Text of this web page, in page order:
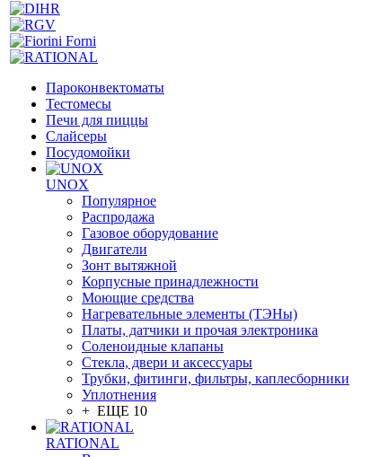
Пароконвектоматы
Тестомесы
Печи для пиццы
Слайсеры
Посудомойки
UNOX
Популярное
Распродажа
Газовое оборудование
Двигатели
Зонт вытяжной
Корпусные принадлежности
Моющие средства
Нагревательные элементы (ТЭНы)
Платы, датчики и прочая электроника
Соленоидные клапаны
Стекла, двери и аксессуары
Трубки, фитинги, фильтры, каплесборники
Уплотнения
+ ЕЩЕ 10
RATIONAL